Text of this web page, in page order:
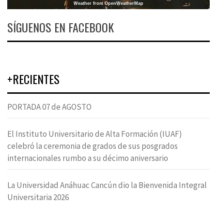
Weather from OpenWeatherMap
SÍGUENOS EN FACEBOOK
+RECIENTES
PORTADA 07 de AGOSTO
El Instituto Universitario de Alta Formación (IUAF)
celebró la ceremonia de grados de sus posgrados
internacionales rumbo a su décimo aniversario
La Universidad Anáhuac Cancún dio la Bienvenida Integral
Universitaria 2026